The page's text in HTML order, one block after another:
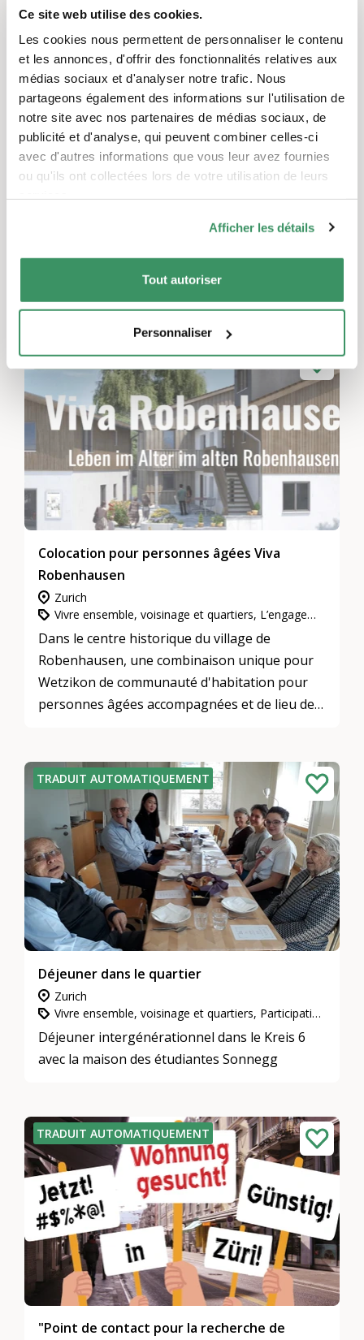
Ce site web utilise des cookies.
Les cookies nous permettent de personnaliser le contenu
et les annonces, d'offrir des fonctionnalités relatives aux
médias sociaux et d'analyser notre trafic. Nous
partageons également des informations sur l'utilisation de
notre site avec nos partenaires de médias sociaux, de
publicité et d'analyse, qui peuvent combiner celles-ci
avec d'autres informations que vous leur avez fournies
ou qu'ils ont collectées lors de votre utilisation de leurs
Afficher les détails
Tout autoriser
Personnaliser
desquelles les personnes âgées et les enfants
créent et vivent quelque chose ensemble,
sont des expériences merveilleuses. Ces
rencontres créatives permettent de tisser des
liens uniques entre les générations, par
exemple autour de la peinture
23.02.2021
Peindre des fenêtres ensemble - Corona-
sûr
Montrer tout
Ces projets pourraient également
vous intéresser.
TRADUIT AUTOMATIQUEMENT
Colocation pour personnes âgées Viva
Robenhausen
Zurich
Vivre ensemble, voisinage et quartiers, L’engagement d’utilité publique, Habitation intergénérationnelle
Dans le centre historique du village de
Robenhausen, une combinaison unique pour
Wetzikon de communauté d'habitation pour
personnes âgées accompagnées et de lieu de
TRADUIT AUTOMATIQUEMENT
Déjeuner dans le quartier
Zurich
Vivre ensemble, voisinage et quartiers, Participation, intégration et inclusion, L’engagement d’utilité publique
Déjeuner intergénérationnel dans le Kreis 6
avec la maison des étudiantes Sonnegg
TRADUIT AUTOMATIQUEMENT
"Point de contact pour la recherche de